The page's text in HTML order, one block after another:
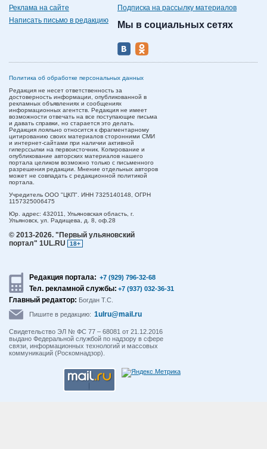
Реклама на сайте
Написать письмо в редакцию
Подписка на рассылку материалов
Мы в социальных сетях
Политика об обработке персональных данных
Редакция не несет ответственность за
достоверность информации, опубликованной в
рекламных объявлениях и сообщениях
информационных агентств. Редакция не имеет
возможности отвечать на все поступающие письма
и давать справки, но старается это делать.
Редакция лояльно относится к фрагментарному
цитированию своих материалов сторонними СМИ
и интернет-сайтами при наличии активной
гиперссылки на первоисточник. Копирование и
опубликование авторских материалов нашего
портала целиком возможно только с письменного
разрешения редакции. Мнение отдельных авторов
может не совпадать с редакционной политикой
портала.
Учредитель ООО "ЦКП". ИНН 7325140148, ОГРН
1157325006475
Юр. адрес: 432011, Ульяновская область, г.
Ульяновск, ул. Радищева, д. 8, оф.28
© 2013-2026. "Первый ульяновский
портал" 1UL.RU
18+
Редакция портала: +7 (929) 796-32-68
Тел. рекламной службы: +7 (937) 032-36-31
Главный редактор: Богдан Т.С.
Пишите в редакцию: 1ulru@mail.ru
Свидетельство ЭЛ № ФС 77 – 68081 от 21.12.2016
выдано Федеральной службой по надзору в сфере
связи, информационных технологий и массовых
коммуникаций (Роскомнадзор).